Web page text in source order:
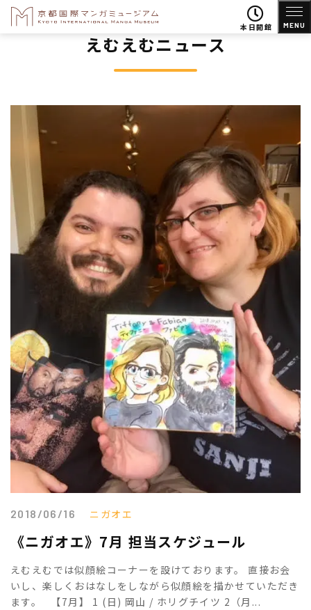
本日開館 MENU
えむえむニュース
2018/06/16 ニガオエ
《ニガオエ》7月 担当スケジュール
えむえむでは似顔絵コーナーを設けております。 直接お会
いし、楽しくおはなしをしながら似顔絵を描かせていただき
ます。 【7月】 1 (日) 岡山 / ホリグチイツ 2（月...